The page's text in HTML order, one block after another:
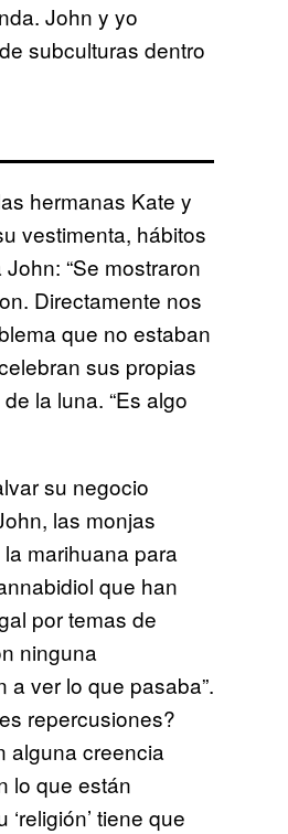
John y yo
subculturas dentro
hermanas Kate y
vestimenta, hábitos
“Se mostraron
Directamente nos
que no estaban
sus propias
la luna. “Es algo
su negocio
las monjas
marihuana para
que han
por temas de
ninguna
ver lo que pasaba”.
repercusiones?
alguna creencia
lo que están
tiene que